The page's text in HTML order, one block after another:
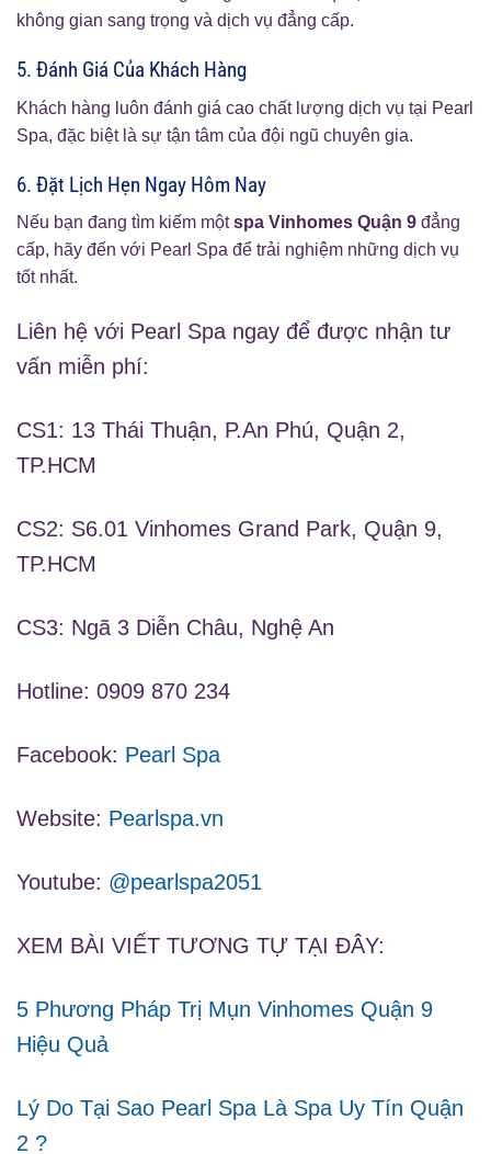
không gian sang trọng và dịch vụ đẳng cấp.
5. Đánh Giá Của Khách Hàng
Khách hàng luôn đánh giá cao chất lượng dịch vụ tại Pearl
Spa, đặc biệt là sự tận tâm của đội ngũ chuyên gia.
6. Đặt Lịch Hẹn Ngay Hôm Nay
Nếu bạn đang tìm kiếm mộtspa Vinhomes Quận 9 đẳng
cấp, hãy đến với Pearl Spa để trải nghiệm những dịch vụ
tốt nhất.
Liên hệ với Pearl Spa ngay để được nhận tư
vấn miễn phí:
CS1: 13 Thái Thuận, P.An Phú, Quận 2,
TP.HCM
CS2: S6.01 Vinhomes Grand Park, Quận 9,
TP.HCM
CS3: Ngã 3 Diễn Châu, Nghệ An
Hotline: 0909 870 234
Facebook: Pearl Spa
Website: Pearlspa.vn
Youtube: @pearlspa2051
XEM BÀI VIẾT TƯƠNG TỰ TẠI ĐÂY:
5 Phương Pháp Trị Mụn Vinhomes Quận 9
Hiệu Quả
Lý Do Tại Sao Pearl Spa Là Spa Uy Tín Quận
2 ?